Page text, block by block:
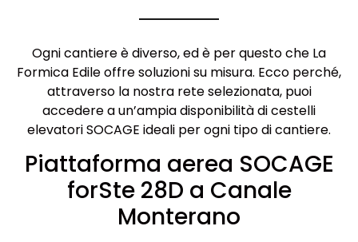
Ogni cantiere è diverso, ed è per questo che La
Formica Edile offre soluzioni su misura. Ecco perché,
attraverso la nostra rete selezionata, puoi
accedere a un’ampia disponibilità di cestelli
elevatori SOCAGE ideali per ogni tipo di cantiere.
Piattaforma aerea SOCAGE
forSte 28D a Canale
Monterano